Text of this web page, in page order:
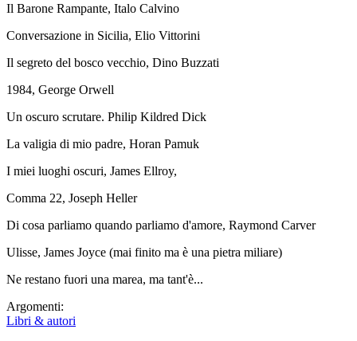
Il Barone Rampante, Italo Calvino
Conversazione in Sicilia, Elio Vittorini
Il segreto del bosco vecchio, Dino Buzzati
1984, George Orwell
Un oscuro scrutare. Philip Kildred Dick
La valigia di mio padre, Horan Pamuk
I miei luoghi oscuri, James Ellroy,
Comma 22, Joseph Heller
Di cosa parliamo quando parliamo d'amore, Raymond Carver
Ulisse, James Joyce (mai finito ma è una pietra miliare)
Ne restano fuori una marea, ma tant'è...
Argomenti:
Libri & autori